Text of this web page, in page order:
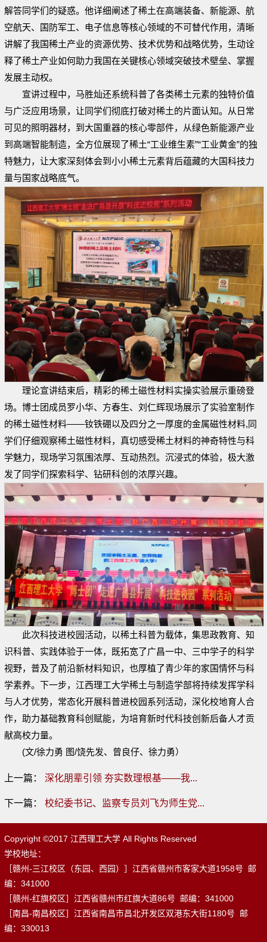
解答同学们的疑惑。他详细阐述了稀土在高端装备、新能源、航
空航天、国防军工、电子信息等核心领域的不可替代作用，清晰
讲解了我国稀土产业的资源优势、技术优势和战略优势，生动诠
释了稀土产业如何助力我国在关键核心领域突破技术壁垒、掌握
发展主动权。
宣讲过程中，马胜灿还系统科普了各类稀土元素的独特价值
与广泛应用场景，让同学们彻底打破对稀土的片面认知。从日常
可见的照明器材，到大国重器的核心零部件，从绿色新能源产业
到高端智能制造，全方位展现了稀土“工业维生素”“工业黄金”的独
特魅力，让大家深刻体会到小小稀土元素背后蕴藏的大国科技力
量与国家战略底气。
理论宣讲结束后，精彩的稀土磁性材料实操实验展示重磅登
场。博士团成员罗小华、方春生、刘仁辉现场展示了实验室制作
的稀土磁性材料——钕铁硼以及四分之一厚度的金属磁性材料,同
学们仔细观察稀土磁性材料，真切感受稀土材料的神奇特性与科
学魅力，现场学习氛围浓厚、互动热烈。沉浸式的体验，极大激
发了同学们探索科学、钻研科创的浓厚兴趣。
此次科技进校园活动，以稀土科普为载体，集思政教育、知
识科普、实践体验于一体，既拓宽了广昌一中、三中学子的科学
视野，普及了前沿新材料知识，也厚植了青少年的家国情怀与科
学素养。下一步，江西理工大学稀土与制造学部将持续发挥学科
与人才优势，常态化开展科普进校园系列活动，深化校地育人合
作，助力基础教育科创赋能，为培育新时代科技创新后备人才贡
献高校力量。
(文/徐力勇 图/饶先发、曾良仔、徐力勇）
上一篇： 深化朋辈引领 夯实数理根基——我...
下一篇： 校纪委书记、监察专员刘飞为师生党...
Copyright ©2017 江西理工大学 All Rights Reserved
学校地址：
［赣州-三江校区（东园、西园）］江西省赣州市客家大道1958号 邮
编：341000
［赣州-红旗校区］江西省赣州市红旗大道86号 邮编：341000
［南昌-南昌校区］江西省南昌市昌北开发区双港东大街1180号 邮
编：330013